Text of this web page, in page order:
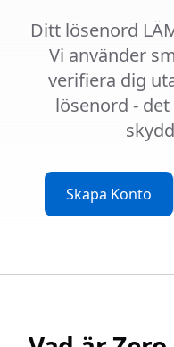
Ditt lösenord
Vi använder
verifiera dig
lösenord -
Skapa Konto